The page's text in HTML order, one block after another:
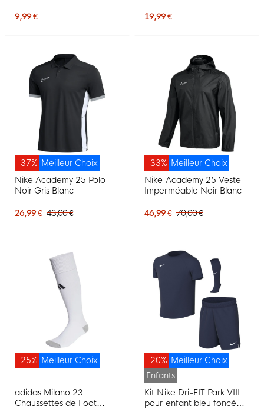
9,99 €
19,99 €
Meilleur Choix
-37%
Nike Academy 25 Polo
Noir Gris Blanc
26,99 € 43,00 €
Meilleur Choix
-33%
Nike Academy 25 Veste
Imperméable Noir Blanc
46,99 € 70,00 €
Meilleur Choix
-25%
adidas Milano 23
Chaussettes de Foot
Meilleur Choix
-20%
Enfants
Kit Nike Dri-FIT Park VIII
pour enfant bleu foncé